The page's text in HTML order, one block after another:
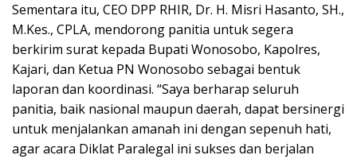
Sementara itu, CEO DPP RHIR, Dr. H. Misri Hasanto, SH.,
M.Kes., CPLA, mendorong panitia untuk segera
berkirim surat kepada Bupati Wonosobo, Kapolres,
Kajari, dan Ketua PN Wonosobo sebagai bentuk
laporan dan koordinasi. “Saya berharap seluruh
panitia, baik nasional maupun daerah, dapat bersinergi
untuk menjalankan amanah ini dengan sepenuh hati,
agar acara Diklat Paralegal ini sukses dan berjalan